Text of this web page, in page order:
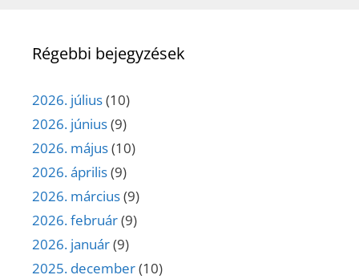
Régebbi bejegyzések
2026. július(10)
2026. június(9)
2026. május(10)
2026. április(9)
2026. március(9)
2026. február(9)
2026. január(9)
2025. december(10)